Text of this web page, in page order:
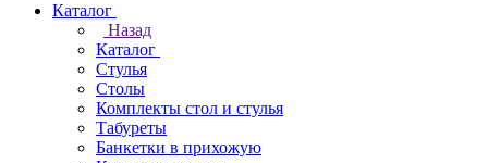
Каталог
Назад
Каталог
Стулья
Столы
Комплекты стол и стулья
Табуреты
Банкетки в прихожую